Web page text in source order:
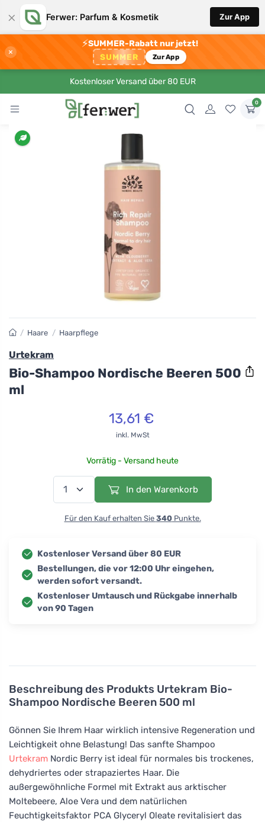
× Ferwer: Parfum & Kosmetik Zur App
×
⚡SUMMER-Rabatt nur jetzt!
SUMMER Zur App
Kostenloser Versand über 80 EUR
0
Beschreibung des Produkts Urtekram Bio-
Shampoo Nordische Beeren 500 ml
Gönnen Sie Ihrem Haar wirklich intensive Regeneration und
Leichtigkeit ohne Belastung! Das sanfte Shampoo
Urtekram Nordic Berry ist ideal für normales bis trockenes,
dehydriertes oder strapaziertes Haar. Die
außergewöhnliche Formel mit Extrakt aus arktischer
Moltebeere, Aloe Vera und dem natürlichen
Feuchtigkeitsfaktor PCA Glyceryl Oleate revitalisiert das
/ Haare / Haarpflege
Urtekram
Bio-Shampoo Nordische Beeren 500
ml
13,61 €
inkl. MwSt
Vorrätig - Versand heute
In den Warenkorb
Für den Kauf erhalten Sie 340Punkte.
Kostenloser Versand über 80 EUR
Bestellungen, die vor 12:00 Uhr eingehen,
werden sofort versandt.
Kostenloser Umtausch und Rückgabe innerhalb
von 90 Tagen